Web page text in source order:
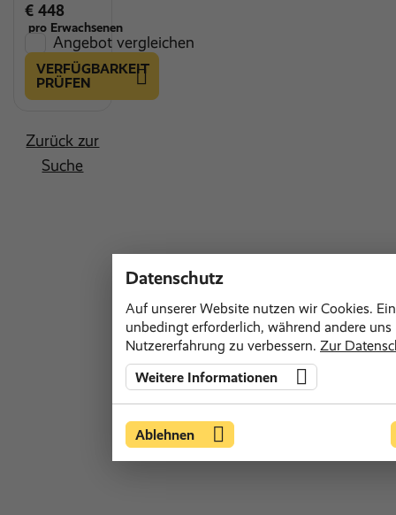
€ 448
pro Erwachsenen
Angebot vergleichen
VERFÜGBARKEIT
PRÜFEN
Zurück zur
Suche
Datenschutz
Auf unserer Website nutzen wir Cookies.
unbedingt erforderlich, während andere uns
Nutzererfahrung zu verbessern. Zur
Weitere Informationen
Ablehnen